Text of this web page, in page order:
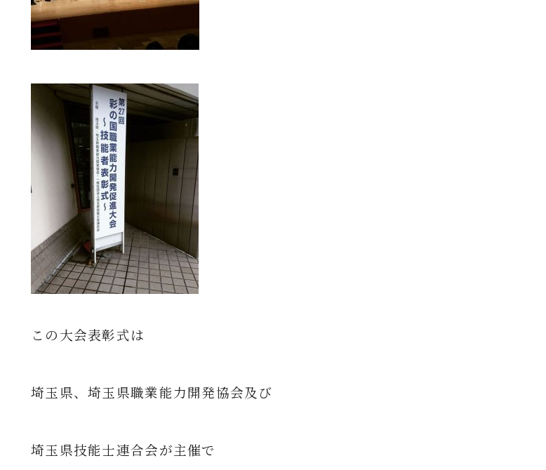
この大会表彰式は
埼玉県、埼玉県職業能力開発協会及び
埼玉県技能士連合会が主催で